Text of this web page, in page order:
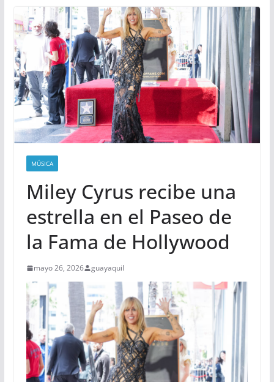
MÚSICA
Miley Cyrus recibe una
estrella en el Paseo de
la Fama de Hollywood
mayo 26, 2026 guayaquil